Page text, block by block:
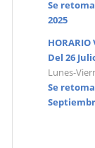
Se
2025
HORARIO
Del 26
Lunes-
Se